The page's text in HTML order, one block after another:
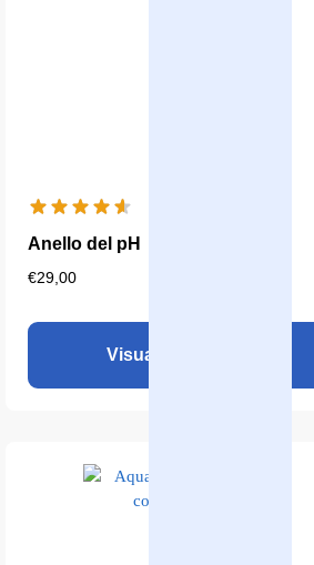
Anello del pH
€29,00
Visualizza il prodotto